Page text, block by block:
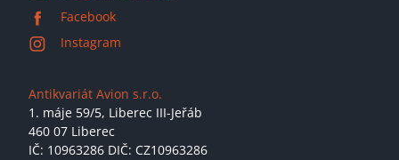
Facebook
Instagram
Antikvariát Avion s.r.o.
1. máje 59/5, Liberec III-Jeřáb
460 07 Liberec
IČ: 10963286 DIČ: CZ10963286